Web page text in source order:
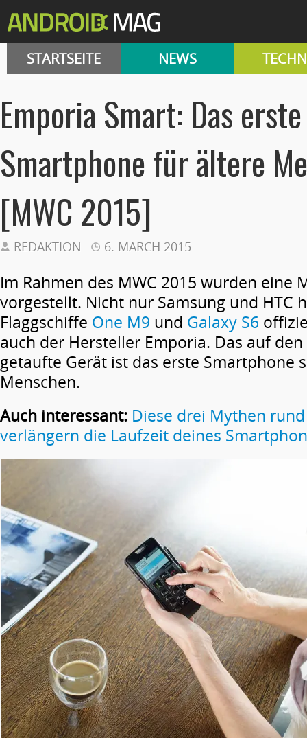
STARTSEITE NEWS
Emporia Smart: Das erste
Smartphone für ältere
[MWC 2015]
REDAKTION 6. MARCH 2015
Im Rahmen des MWC 2015 wurden eine
vorgestellt. Nicht nur Samsung und HTC
Flaggschiffe One M9 und Galaxy S6
auch der Hersteller Emporia. Das auf den
getaufte Gerät ist das erste Smartphone
Menschen.
Auch interessant: Diese drei Mythen
verlängern die Laufzeit deines